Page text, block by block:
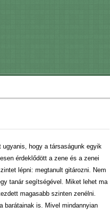
ugyanis, hogy a társaságunk egyik
érdeklődött a zene és a zenei
lépni: megtanult gitározni. Nem
tanár segítségével. Miket lehet ma
magasabb szinten zenélni.
barátainak is. Mivel mindannyian